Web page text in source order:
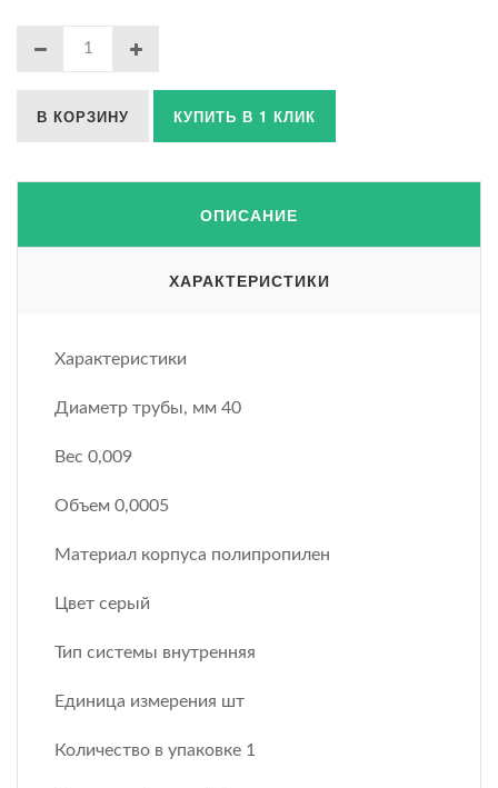
В КОРЗИНУ КУПИТЬ В 1 КЛИК
ОПИСАНИЕ
ХАРАКТЕРИСТИКИ
Характеристики
Диаметр трубы, мм 40
Вес 0,009
Объем 0,0005
Материал корпуса полипропилен
Цвет серый
Тип системы внутренняя
Единица измерения шт
Количество в упаковке 1